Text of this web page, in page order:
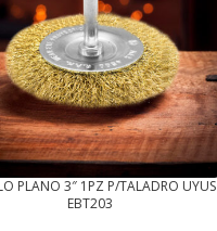
PLANO 3″ 1PZ P/TALADRO UYUS
EBT203